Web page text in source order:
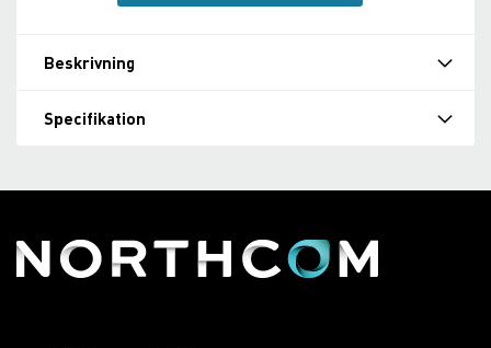
Beskrivning
Specifikation